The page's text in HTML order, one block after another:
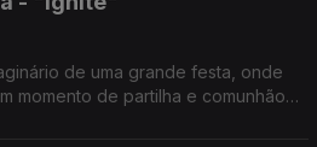
de uma grande festa, onde
momento de partilha e comunhão